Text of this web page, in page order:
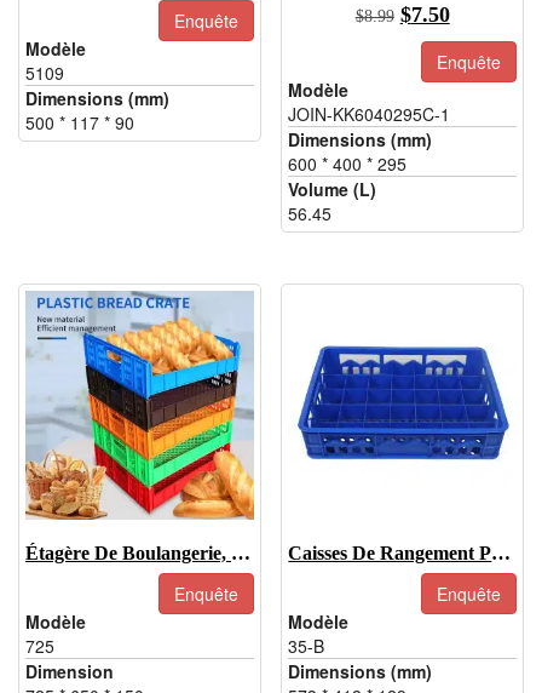
Enquête
Modèle
5109
Dimensions (mm)
500 * 117 * 90
$8.99 Le
prix
d'origine
était
:
$8.99.
$7.50Le
prix
actuel
:
Enquête
Modèle
JOIN-KK6040295C-1
Dimensions (mm)
600 * 400 * 295
Volume (L)
56.45
Étagère De Boulangerie, Plateau De Boulangerie En Plastique
Enquête
Modèle
725
Dimension
Caisses De Rangement Pour Bouteilles De Bière, Vente En Gros De Caisses En Plastique Pour Bouteilles De Bière
Enquête
Modèle
35-B
Dimensions (mm)